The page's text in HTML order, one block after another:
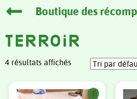
Boutique des
Terroir
4 résultats affichés